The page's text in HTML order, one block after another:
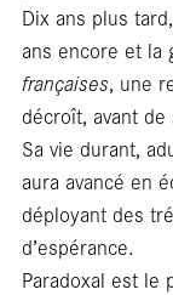
Dix ans plus
ans encore et la
françaises, une
décroît, avant de
Sa vie durant,
aura avancé en
déployant des
d’espérance.
Paradoxal est le